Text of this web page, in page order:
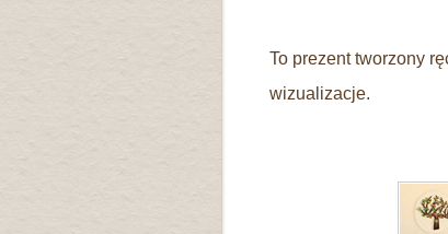
To prezent tworzony
wizualizacje.